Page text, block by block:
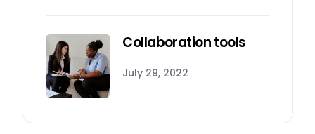
Collaboration tools
July 29, 2022